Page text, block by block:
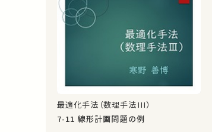
最適化手法（数理手法III）
7-11 線形計画問題の例